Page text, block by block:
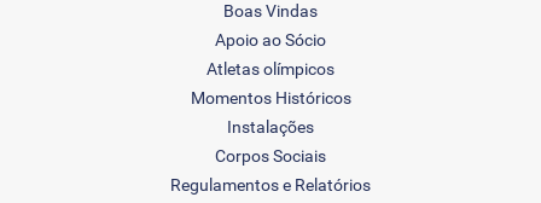
Boas Vindas
Apoio ao Sócio
Atletas olímpicos
Momentos Históricos
Instalações
Corpos Sociais
Regulamentos e Relatórios